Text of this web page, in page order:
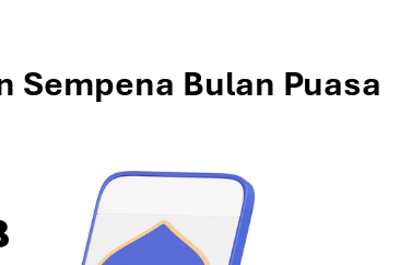
Sempena Bulan Puasa